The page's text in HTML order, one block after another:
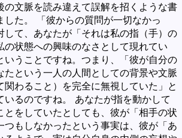
の文脈を読み違えて誤解を招くような書
した。 「彼からの質問が一切なかっ
して、あなたが「それは私の指（手）の
の状態への興味のなさとして現れてい
いうことですね。つまり、「彼が自分の
たという一人の人間としての背景や文脈
関わること）を完全に無視していた」と
いるのですね。 あなたが指を動かして
とをしていたとしても、彼が「相手の状
つもしなかったという事実は、彼が「あ